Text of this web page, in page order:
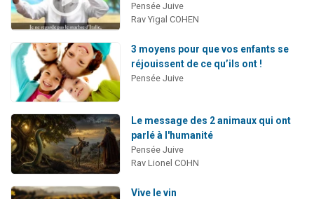
Pensée Juive
Rav Yigal COHEN
3 moyens pour que vos enfants se
réjouissent de ce qu’ils ont !
Pensée Juive
Le message des 2 animaux qui ont
parlé à l'humanité
Pensée Juive
Rav Lionel COHN
Vive le vin